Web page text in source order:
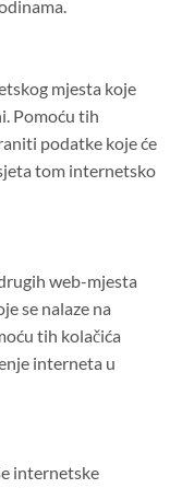
mjesta koje
Pomoću tih
podatke koje će
tom internetsko
web-mjesta
se nalaze na
tih kolačića
interneta u
internetske